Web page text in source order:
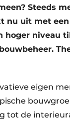
Steeds
nu uit met
hoger niveau
eigen
tot de